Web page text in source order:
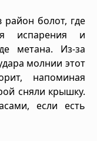
болот, где
испарения и
метана. Из-за
молнии этот
напоминая
сняли крышку.
если есть